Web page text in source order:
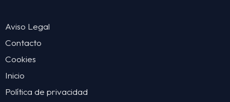
Aviso Legal
Contacto
Cookies
Inicio
Política de privacidad